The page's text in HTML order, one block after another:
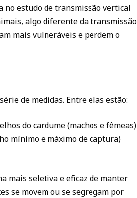
no estudo de transmissão vertical
algo diferente da transmissão
mais vulneráveis e perdem o
de medidas. Entre elas estão:
do cardume (machos e fêmeas)
mínimo e máximo de captura)
mais seletiva e eficaz de manter
se movem ou se segregam por